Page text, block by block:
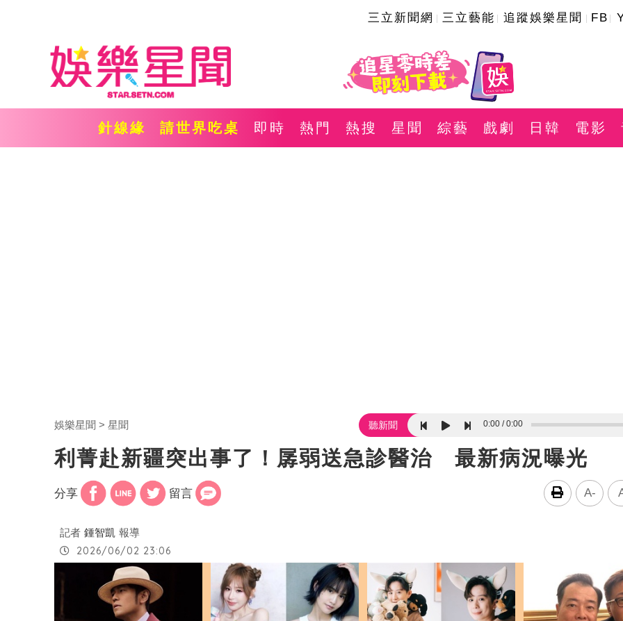
三立新聞網 三立藝能 追蹤娛樂星聞 FB
針線緣 請世界吃桌 即時 熱門 熱搜 星聞 綜藝 戲劇 日韓 電影
娛樂星聞 星聞 聽新聞 0:00 0:00
利菁赴新疆突出事了！孱弱送急診醫治 最新病況曝光
分享 留言 A-
記者 鍾智凱 報導
2026/06/02 23:06